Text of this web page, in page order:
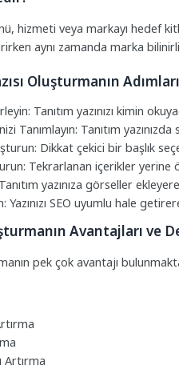
hizmeti veya markayı hedef
aynı zamanda marka
Oluşturmanın Adımları
Tanıtım yazınızı kimin
Tanımlayın: Tanıtım
Dikkat çekici bir başlık
Tekrarlanan içerikler yerine
yazınıza görseller
Yazınızı SEO uyumlu hale
Avantajları ve
pek çok avantajı
Artırma